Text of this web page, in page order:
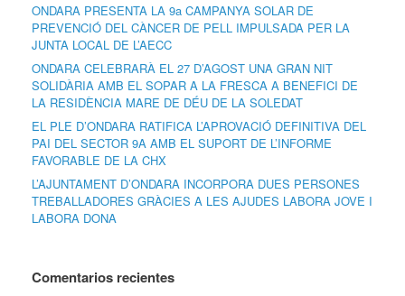
ONDARA PRESENTA LA 9a CAMPANYA SOLAR DE
PREVENCIÓ DEL CÀNCER DE PELL IMPULSADA PER LA
JUNTA LOCAL DE L’AECC
ONDARA CELEBRARÀ EL 27 D’AGOST UNA GRAN NIT
SOLIDÀRIA AMB EL SOPAR A LA FRESCA A BENEFICI DE
LA RESIDÈNCIA MARE DE DÉU DE LA SOLEDAT
EL PLE D’ONDARA RATIFICA L’APROVACIÓ DEFINITIVA DEL
PAI DEL SECTOR 9A AMB EL SUPORT DE L’INFORME
FAVORABLE DE LA CHX
L’AJUNTAMENT D’ONDARA INCORPORA DUES PERSONES
TREBALLADORES GRÀCIES A LES AJUDES LABORA JOVE I
LABORA DONA
Comentarios recientes